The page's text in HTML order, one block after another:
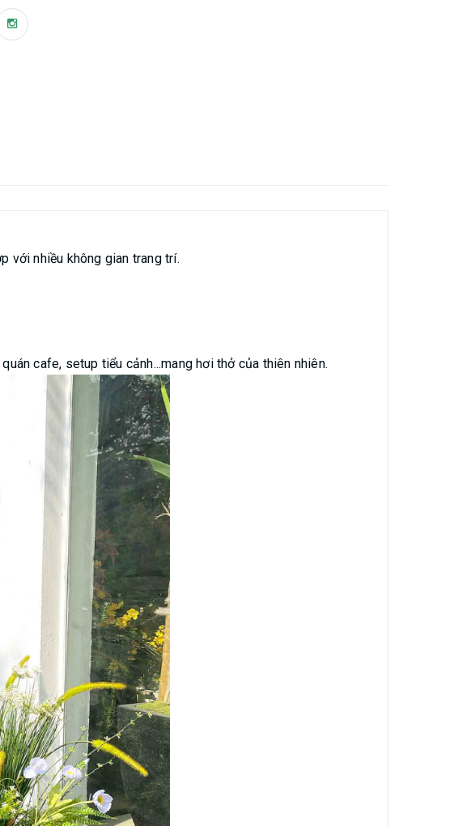
với nhiều không gian trang trí.
cafe, setup tiểu cảnh...mang hơi thở của thiên nhiên.